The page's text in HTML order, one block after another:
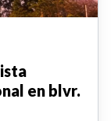
en blvr.